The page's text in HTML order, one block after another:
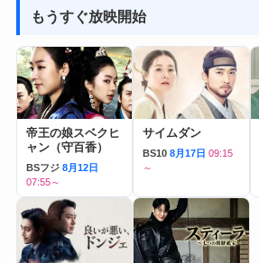
もうすぐ放映開始
帝王の娘スベクヒ
ャン（守百香）
BSフジ 8月12日
07:55～
サイムダン
BS10 8月17日 09:15
～